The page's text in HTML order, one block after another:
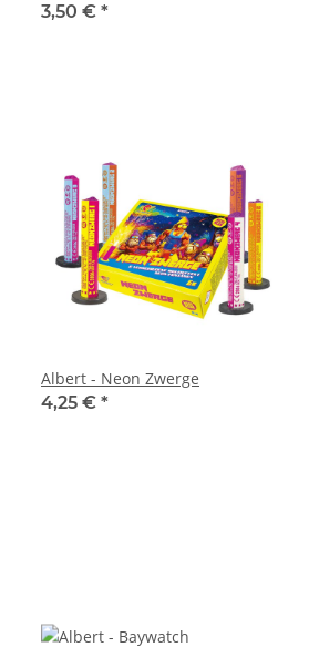
3,50 € *
Albert - Neon Zwerge
4,25 € *